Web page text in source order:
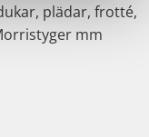
plädar, frotté,
mm